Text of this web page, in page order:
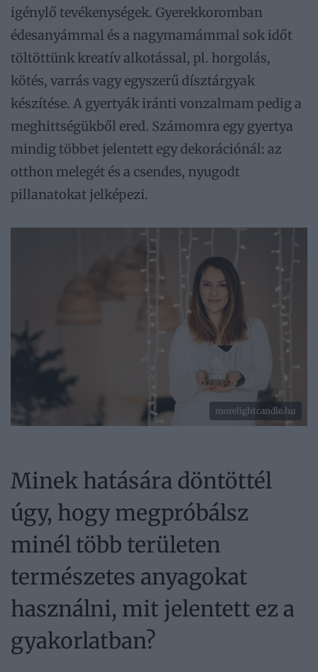
igénylő tevékenységek. Gyerekkoromban
édesanyámmal és a nagymamámmal sok időt
töltöttünk kreatív alkotással, pl. horgolás,
kötés, varrás vagy egyszerű dísztárgyak
készítése. A gyertyák iránti vonzalmam pedig a
meghittségükből ered. Számomra egy gyertya
mindig többet jelentett egy dekorációnál: az
otthon melegét és a csendes, nyugodt
pillanatokat jelképezi.
morelightcandle.hu
Minek hatására döntöttél
úgy, hogy megpróbálsz
minél több területen
természetes anyagokat
használni, mit jelentett ez a
gyakorlatban?